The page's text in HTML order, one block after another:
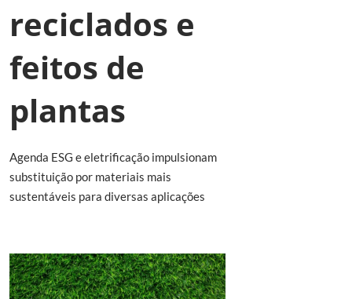
reciclados e
feitos de
plantas
Agenda ESG e eletrificação impulsionam
substituição por materiais mais
sustentáveis para diversas aplicações